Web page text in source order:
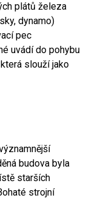
plátů železa
dynamo)
pec
uvádí do pohybu
slouží jako
budova byla
starších
strojní